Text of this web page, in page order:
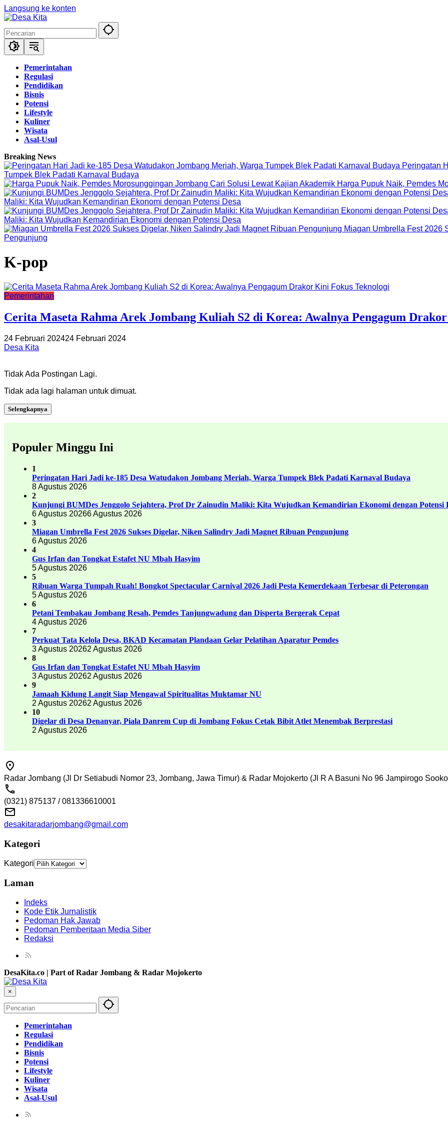
Langsung ke konten
Pemerintahan
Regulasi
Pendidikan
Bisnis
Potensi
Lifestyle
Kuliner
Wisata
Asal-Usul
Breaking News
Peringatan
Tumpek Blek Padati Karnaval Budaya
Harga Pupuk Naik, Pemdes
Maliki: Kita Wujudkan Kemandirian Ekonomi dengan Potensi Desa
Maliki: Kita Wujudkan Kemandirian Ekonomi dengan Potensi Desa
Miagan Umbrella Fest 2026
Pengunjung
K-pop
Pemerintahan
Cerita Maseta Rahma Arek Jombang Kuliah S2 di Korea: Awalnya Pengagum
24 Februari 202424 Februari 2024
Desa Kita
Tidak Ada Postingan Lagi.
Tidak ada lagi halaman untuk dimuat.
Selengkapnya
Populer Minggu Ini
1
Peringatan Hari Jadi ke-185 Desa Watudakon Jombang Meriah, Warga Tumpek Blek Padati Karnaval Budaya
8 Agustus 2026
2
Kunjungi BUMDes Jenggolo Sejahtera, Prof Dr Zainudin Maliki: Kita Wujudkan Kemandirian Ekonomi dengan Potensi
6 Agustus 20266 Agustus 2026
3
Miagan Umbrella Fest 2026 Sukses Digelar, Niken Salindry Jadi Magnet Ribuan Pengunjung
6 Agustus 2026
4
Gus Irfan dan Tongkat Estafet NU Mbah Hasyim
5 Agustus 2026
5
Ribuan Warga Tumpah Ruah! Bongkot Spectacular Carnival 2026 Jadi Pesta Kemerdekaan Terbesar di Peterongan
5 Agustus 2026
6
Petani Tembakau Jombang Resah, Pemdes Tanjungwadung dan Disperta Bergerak Cepat
4 Agustus 2026
7
Perkuat Tata Kelola Desa, BKAD Kecamatan Plandaan Gelar Pelatihan Aparatur Pemdes
3 Agustus 20262 Agustus 2026
8
Gus Irfan dan Tongkat Estafet NU Mbah Hasyim
3 Agustus 20262 Agustus 2026
9
Jamaah Kidung Langit Siap Mengawal Spiritualitas Muktamar NU
2 Agustus 20262 Agustus 2026
10
Digelar di Desa Denanyar, Piala Danrem Cup di Jombang Fokus Cetak Bibit Atlet Menembak Berprestasi
2 Agustus 2026
Radar Jombang (Jl Dr Setiabudi Nomor 23, Jombang, Jawa Timur) & Radar Mojokerto (Jl R A Basuni No 96 Jampirogo
(0321) 875137 / 081336610001
desakitaradarjombang@gmail.com
Kategori
Kategori
Laman
Indeks
Kode Etik Jurnalistik
Pedoman Hak Jawab
Pedoman Pemberitaan Media Siber
Redaksi
DesaKita.co | Part of Radar Jombang & Radar Mojokerto
×
Pemerintahan
Regulasi
Pendidikan
Bisnis
Potensi
Lifestyle
Kuliner
Wisata
Asal-Usul